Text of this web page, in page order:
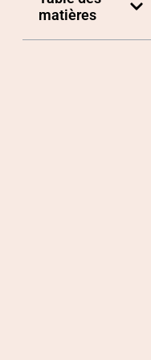
matières